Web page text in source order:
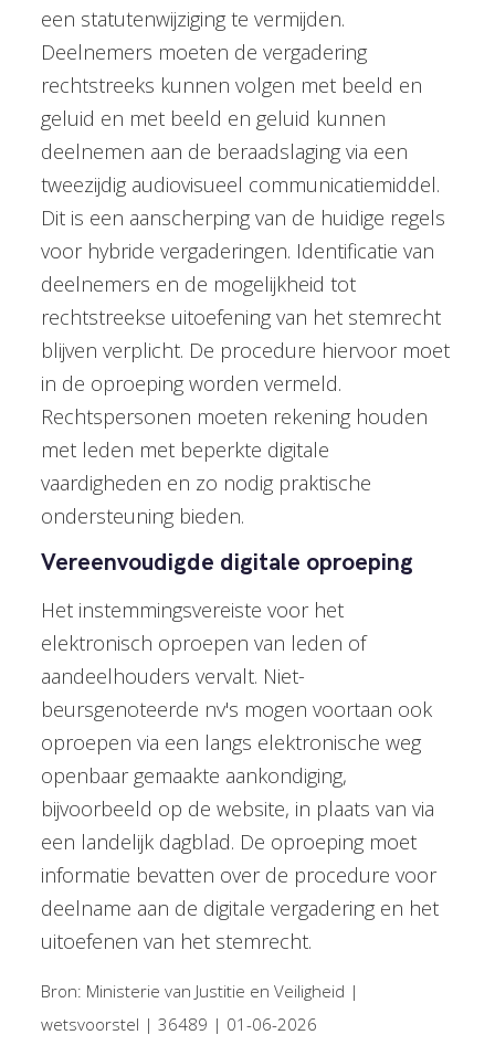
een statutenwijziging te vermijden.
Deelnemers moeten de vergadering
rechtstreeks kunnen volgen met beeld en
geluid en met beeld en geluid kunnen
deelnemen aan de beraadslaging via een
tweezijdig audiovisueel communicatiemiddel.
Dit is een aanscherping van de huidige regels
voor hybride vergaderingen. Identificatie van
deelnemers en de mogelijkheid tot
rechtstreekse uitoefening van het stemrecht
blijven verplicht. De procedure hiervoor moet
in de oproeping worden vermeld.
Rechtspersonen moeten rekening houden
met leden met beperkte digitale
vaardigheden en zo nodig praktische
ondersteuning bieden.
Vereenvoudigde digitale oproeping
Het instemmingsvereiste voor het
elektronisch oproepen van leden of
aandeelhouders vervalt. Niet-
beursgenoteerde nv's mogen voortaan ook
oproepen via een langs elektronische weg
openbaar gemaakte aankondiging,
bijvoorbeeld op de website, in plaats van via
een landelijk dagblad. De oproeping moet
informatie bevatten over de procedure voor
deelname aan de digitale vergadering en het
uitoefenen van het stemrecht.
Bron: Ministerie van Justitie en Veiligheid |
wetsvoorstel | 36489 | 01-06-2026